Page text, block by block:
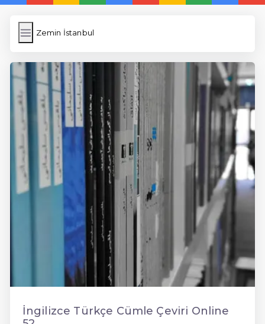
Zemin İstanbul
Zemin İstanbul
Resim Yükle
Wordpress Cache
Anasayfa
5 Günde İngilizce
İngilizce
Dil Eğitimi
En Hızlı İngilizce
En Kolay İngilizce
En Ucuz İngilizce
En Uygun İngilizce
İngilizce Türkçe Cümle Çeviri Online